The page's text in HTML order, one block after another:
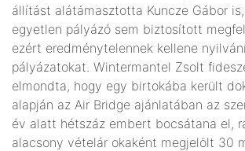
állítást alátámasztotta Kuncze Gábor
egyetlen pályázó sem biztosított
ezért eredménytelennek kellene
pályázatokat. Wintermantel Zsolt
elmondta, hogy egy birtokába került
alapján az Air Bridge ajánlatában az
év alatt hétszáz embert bocsátana el,
alacsony vételár okaként megjelölt 30